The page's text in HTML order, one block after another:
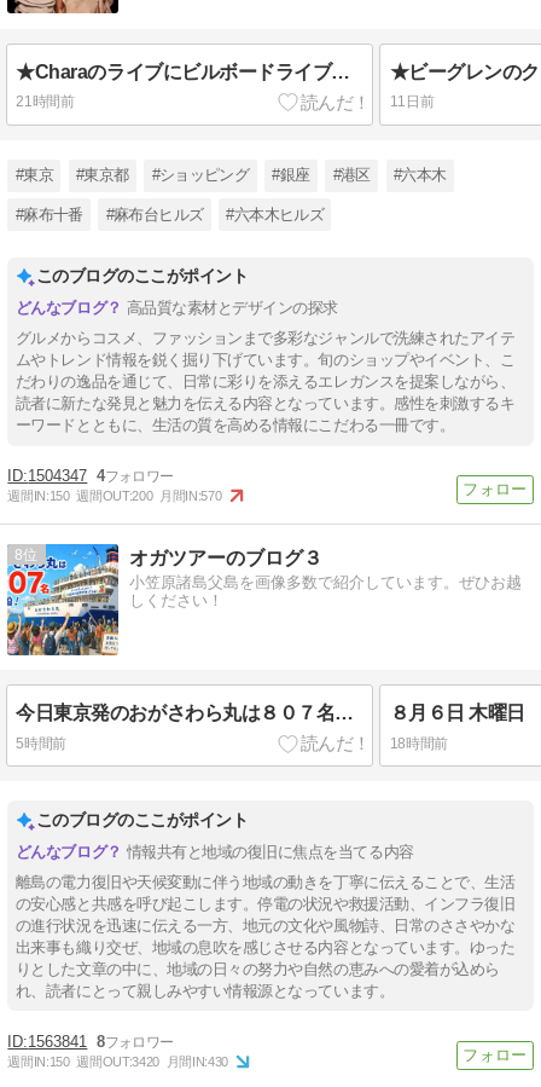
★Charaのライブにビルボードライブ東京へ
21時間前
★ビーグレンの
11日前
#東京 #東京都 #ショッピング #銀座 #港区 #六本木
#麻布十番 #麻布台ヒルズ #六本木ヒルズ
このブログのここがポイント
高品質な素材とデザインの探求
グルメからコスメ、ファッションまで多彩なジャンルで洗練されたアイテ
ムやトレンド情報を鋭く掘り下げています。旬のショップやイベント、こ
だわりの逸品を通じて、日常に彩りを添えるエレガンスを提案しながら、
読者に新たな発見と魅力を伝える内容となっています。感性を刺激するキ
ーワードとともに、生活の質を高める情報にこだわる一冊です。
1504347 4
週間IN:150 週間OUT:200 月間IN:570
8 オガツアーのブログ３
小笠原諸島父島を画像多数で紹介しています。ぜひお越
しください！
今日東京発のおがさわら丸は８０７名乗船
5時間前
８月６日 木曜日
18時間前
このブログのここがポイント
情報共有と地域の復旧に焦点を当てる内容
離島の電力復旧や天候変動に伴う地域の動きを丁寧に伝えることで、生活
の安心感と共感を呼び起こします。停電の状況や救援活動、インフラ復旧
の進行状況を迅速に伝える一方、地元の文化や風物詩、日常のささやかな
出来事も織り交ぜ、地域の息吹を感じさせる内容となっています。ゆった
りとした文章の中に、地域の日々の努力や自然の恵みへの愛着が込めら
れ、読者にとって親しみやすい情報源となっています。
1563841 8
週間IN:150 週間OUT:3420 月間IN:430